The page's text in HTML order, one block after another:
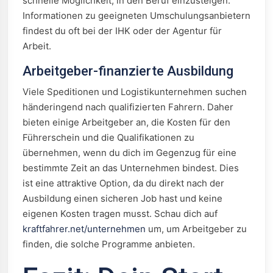
Informationen zu geeigneten Umschulungsanbietern
findest du oft bei der IHK oder der Agentur für
Arbeit.
Arbeitgeber-finanzierte Ausbildung
Viele Speditionen und Logistikunternehmen suchen
händeringend nach qualifizierten Fahrern. Daher
bieten einige Arbeitgeber an, die Kosten für den
Führerschein und die Qualifikationen zu
übernehmen, wenn du dich im Gegenzug für eine
bestimmte Zeit an das Unternehmen bindest. Dies
ist eine attraktive Option, da du direkt nach der
Ausbildung einen sicheren Job hast und keine
eigenen Kosten tragen musst. Schau dich auf
kraftfahrer.net/unternehmen um, um Arbeitgeber zu
finden, die solche Programme anbieten.